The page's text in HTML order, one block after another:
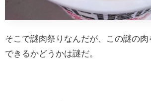
そこで謎肉祭りなんだが、この謎の肉
できるかどうかは謎だ。